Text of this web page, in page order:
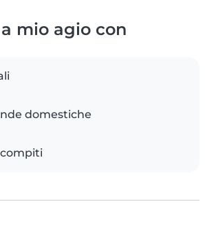
mio agio con
domestiche